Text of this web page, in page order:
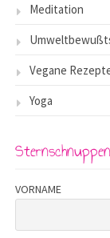
Meditation
Vegane
Yoga
VORNAME